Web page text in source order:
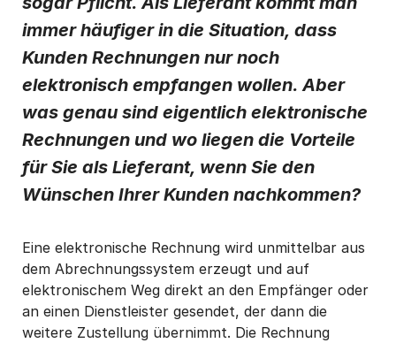
immer häufiger in die Situation, dass
Kunden Rechnungen nur noch
elektronisch empfangen wollen. Aber
was genau sind eigentlich elektronische
Rechnungen und wo liegen die Vorteile
für Sie als Lieferant, wenn Sie den
Wünschen Ihrer Kunden nachkommen?
Eine elektronische Rechnung wird unmittelbar aus
dem Abrechnungssystem erzeugt und auf
elektronischem Weg direkt an den Empfänger oder
an einen Dienstleister gesendet, der dann die
weitere Zustellung übernimmt. Die Rechnung
von Basware zu erhalten.*
Ich kann mich jederzeit über den Abmeldelink in jeder Mitteilung
oder durchKlicken hiervom E-Mail-Marketing abmelden.